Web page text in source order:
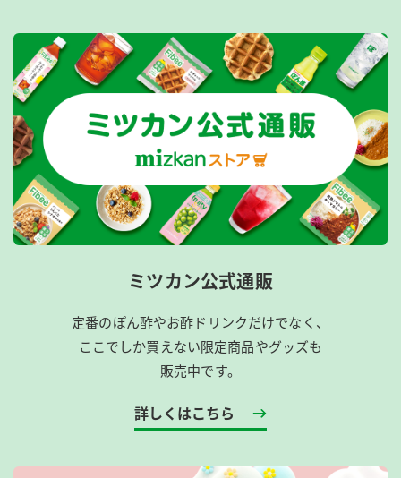
ミツカン公式通販
定番のぽん酢やお酢ドリンクだけでなく、
ここでしか買えない限定商品やグッズも
販売中です。
詳しくはこちら